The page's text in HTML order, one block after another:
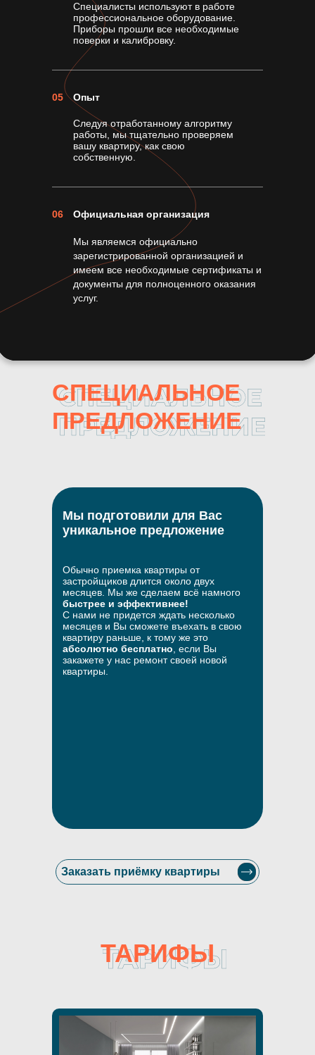
Специалисты используют в работе
профессиональное оборудование.
Приборы прошли все необходимые
поверки и калибровку.
Опыт
05
Следуя отработанному алгоритму
работы, мы тщательно проверяем
вашу квартиру, как свою
собственную.
Официальная организация
06
Мы являемся официально
зарегистрированной организацией и
имеем все необходимые сертификаты и
документы для полноценного оказания
услуг.
СПЕЦИАЛЬНОЕ
ПРЕДЛОЖЕНИЕ
Обычно приемка квартиры от
застройщиков длится около двух
месяцев. Мы же сделаем всё намного
быстрее и эффективнее!
С нами не придется ждать несколько
месяцев и Вы сможете въехать в свою
квартиру раньше, к тому же это
абсолютно бесплатно , если Вы
закажете у нас ремонт своей новой
квартиры.
Мы подготовили для Вас
уникальное предложение
Заказать приёмку квартиры
ТАРИФЫ